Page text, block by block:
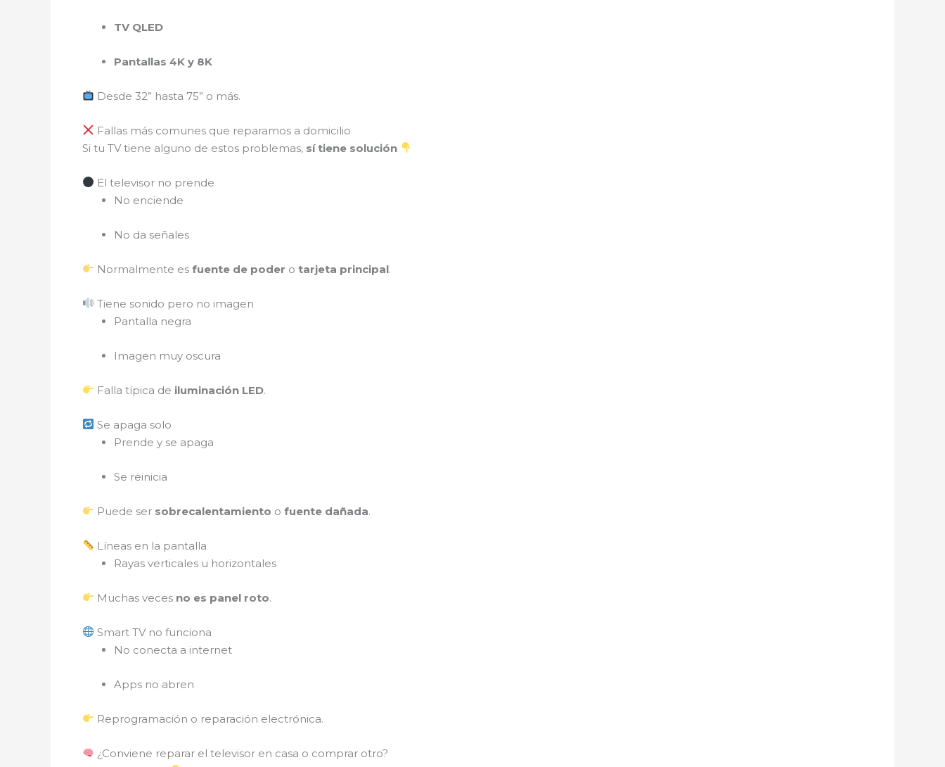
TV QLED
Pantallas 4K y 8K
Desde 32” hasta 75” o más.
Fallas más comunes que reparamos a domicilio
Si tu TV tiene alguno de estos problemas, sí tiene solución
El televisor no prende
No enciende
No da señales
Normalmente esfuente de poder otarjeta principal.
Tiene sonido pero no imagen
Pantalla negra
Imagen muy oscura
Falla típica de iluminación LED.
Se apaga solo
Prende y se apaga
Se reinicia
Puede ser sobrecalentamiento ofuente dañada.
Líneas en la pantalla
Rayas verticales u horizontales
Muchas veces no es panel roto.
Smart TV no funciona
No conecta a internet
Apps no abren
Reprogramación o reparación electrónica.
¿Conviene reparar el televisor en casa o comprar otro?